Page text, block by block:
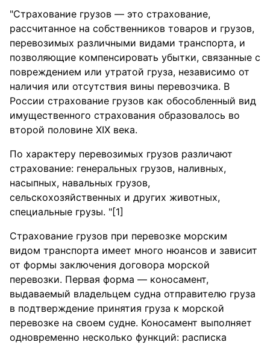
"Страхование грузов — это страхование,
рассчитанное на собственников товаров и грузов,
перевозимых различными видами транспорта, и
позволяющие компенсировать убытки, связанные с
повреждением или утратой груза, независимо от
наличия или отсутствия вины перевозчика. В
России страхование грузов как обособленный вид
имущественного страхования образовалось во
второй половине XIX века.
По характеру перевозимых грузов различают
страхование: генеральных грузов, наливных,
насыпных, навальных грузов,
сельскохозяйственных и других животных,
специальные грузы. "[1]
Страхование грузов при перевозке морским
видом транспорта имеет много нюансов и зависит
от формы заключения договора морской
перевозки. Первая форма — коносамент,
выдаваемый владельцем судна отправителю груза
в подтверждение принятия груза к морской
перевозке на своем судне. Коносамент выполняет
одновременно несколько функций: расписка